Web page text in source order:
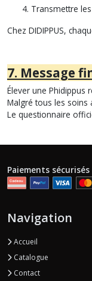
Transmettre
Chez DIDIPPUS,
7. Message
Élever une Phidippus
Malgré tous les soins
Le questionnaire
Paiements sécurisés
Navigation
Accueil
Catalogue
Contact